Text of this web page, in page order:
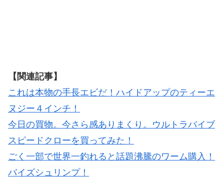
【関連記事】
これは本物の手長エビだ！ハイドアップのティーエ
ヌジー４インチ！
今日の買物。今さら感ありまくり。ウルトラバイブ
スピードクローを買ってみた！
ごく一部で世界一釣れると話題沸騰のワーム購入！
バイズシュリンプ！